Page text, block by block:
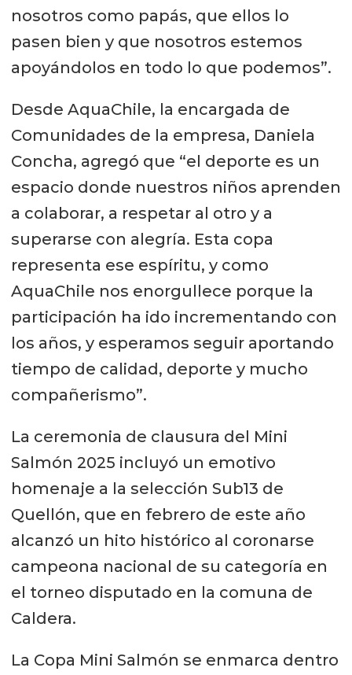
nosotros como papás, que ellos lo
pasen bien y que nosotros estemos
apoyándolos en todo lo que podemos”.
Desde AquaChile, la encargada de
Comunidades de la empresa, Daniela
Concha, agregó que “el deporte es un
espacio donde nuestros niños aprenden
a colaborar, a respetar al otro y a
superarse con alegría. Esta copa
representa ese espíritu, y como
AquaChile nos enorgullece porque la
participación ha ido incrementando con
los años, y esperamos seguir aportando
tiempo de calidad, deporte y mucho
compañerismo”.
La ceremonia de clausura del Mini
Salmón 2025 incluyó un emotivo
homenaje a la selección Sub13 de
Quellón, que en febrero de este año
alcanzó un hito histórico al coronarse
campeona nacional de su categoría en
el torneo disputado en la comuna de
Caldera.
La Copa Mini Salmón se enmarca dentro